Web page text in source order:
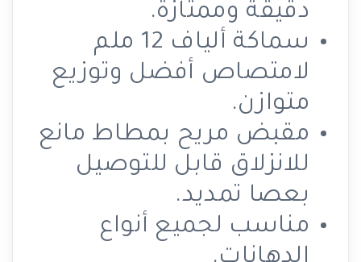
دقيقة وممتازة.
سماكة ألياف 12 ملم
لامتصاص أفضل وتوزيع
متوازن.
مقبض مريح بمطاط مانع
للانزلاق قابل للتوصيل
بعصا تمديد.
مناسب لجميع أنواع